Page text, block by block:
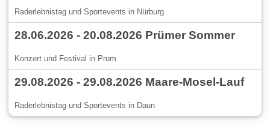
Raderlebnistag und Sportevents in Nürburg
28.06.2026 - 20.08.2026 Prümer Sommer
Konzert und Festival in Prüm
29.08.2026 - 29.08.2026 Maare-Mosel-Lauf
Raderlebnistag und Sportevents in Daun